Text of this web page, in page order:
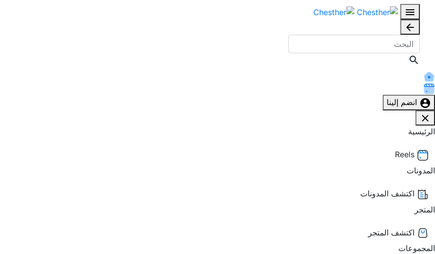
انضم إلينا
الرئيسية
المدونات
اكتشف المدونات
المتجر
اكتشف المتجر
المجموعات